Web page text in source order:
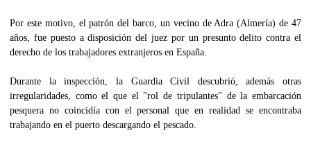
Por este motivo, el patrón del barco, un vecino de Adra (Almería) de 47
años, fue puesto a disposición del juez por un presunto delito contra el
derecho de los trabajadores extranjeros en España.
Durante la inspección, la Guardia Civil descubrió, además otras
irregularidades, como el que el "rol de tripulantes" de la embarcación
pesquera no coincidía con el personal que en realidad se encontraba
trabajando en el puerto descargando el pescado.